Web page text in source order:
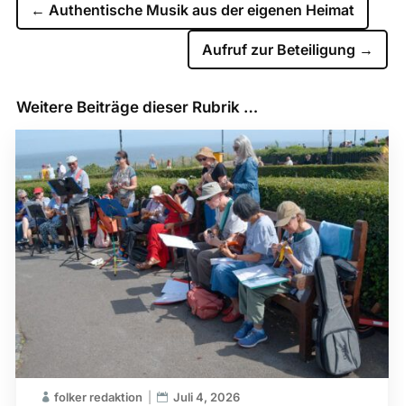
← Authentische Musik aus der eigenen Heimat
Aufruf zur Beteiligung →
Weitere Beiträge dieser Rubrik …
folker redaktion Juli 4, 2026